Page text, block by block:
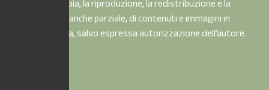
pubblicazione, anche parziale, di contenuti e immagini in
qualsiasi forma, salvo espressa autorizzazione dell’autore.